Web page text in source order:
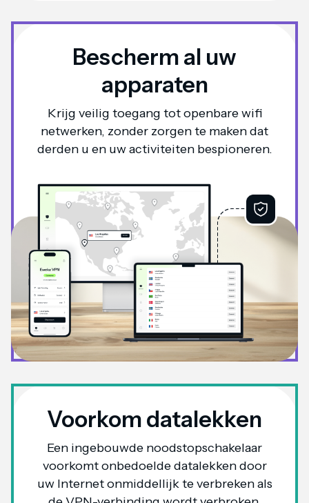
Bescherm al uw
apparaten
Krijg veilig toegang tot openbare wifi
netwerken, zonder zorgen te maken dat
derden u en uw activiteiten bespioneren.
Voorkom datalekken
Een ingebouwde noodstopschakelaar
voorkomt onbedoelde datalekken door
uw Internet onmiddellijk te verbreken als